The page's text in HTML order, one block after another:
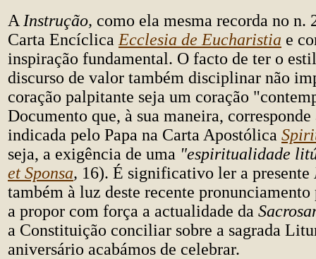
A Instrução, como ela mesma recorda no n.
Carta Encíclica Ecclesia de Eucharistia e
inspiração fundamental. O facto de ter o
discurso de valor também disciplinar não
coração palpitante seja um coração
Documento que, à sua maneira,
indicada pelo Papa na Carta Apostólica
seja, a exigência de uma "espiritualidade
et Sponsa, 16). É significativo ler a presente
também à luz deste recente
a propor com força a actualidade da
a Constituição conciliar sobre a sagrada
aniversário acabámos de celebrar.